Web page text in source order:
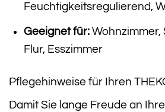
Feuchtigkeitsregulierend,
Geeignet für:Wohnzimmer,
Flur, Esszimmer
Pflegehinweise für Ihren
Damit Sie lange Freude an